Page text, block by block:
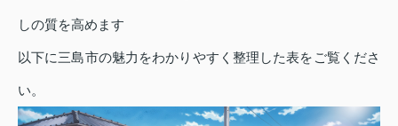
しの質を高めます
以下に三島市の魅力をわかりやすく整理した表をご覧くださ
い。